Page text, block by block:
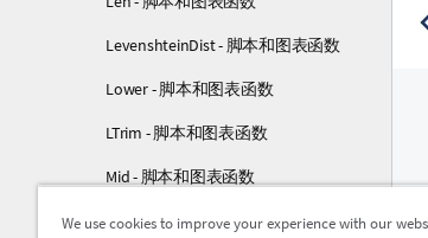
LevenshteinDist - 脚本和图表函数
Lower - 脚本和图表函数
LTrim - 脚本和图表函数
Mid - 脚本和图表函数
Ord - 脚本和图表函数
We use cookies to improve your experience with our